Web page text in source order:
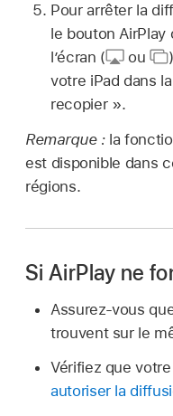
Pour arrêter la
le bouton AirPlay
l’écran (
ou )
votre iPad dans
recopier ».
Remarque : la
est disponible dans
régions.
Si AirPlay ne
Assurez-vous
trouvent sur le
Vérifiez que
autoriser la